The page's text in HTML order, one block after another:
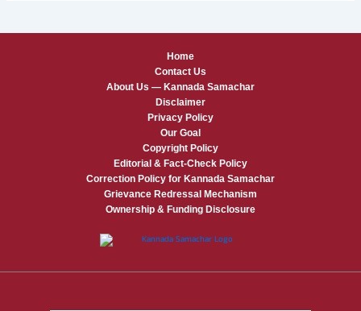
Home
Contact Us
About Us — Kannada Samachar
Disclaimer
Privacy Policy
Our Goal
Copyright Policy
Editorial & Fact-Check Policy
Correction Policy for Kannada Samachar
Grievance Redressal Mechanism
Ownership & Funding Disclosure